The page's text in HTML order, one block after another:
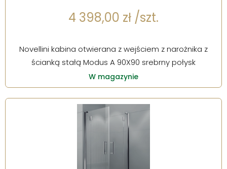
4 398,00 zł /szt.
Novellini kabina otwierana z wejściem z narożnika z
ścianką stałą Modus A 90X90 srebrny połysk
W magazynie